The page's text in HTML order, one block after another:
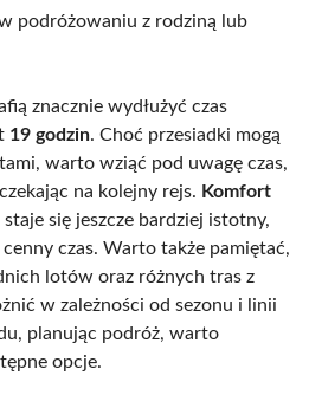
podróżowaniu z rodziną lub
znacznie wydłużyć czas
19 godzin. Choć przesiadki mogą
warto wziąć pod uwagę czas,
na kolejny rejs. Komfort
staje się jeszcze bardziej istotny,
czas. Warto także pamiętać,
lotów oraz różnych tras z
w zależności od sezonu i linii
planując podróż, warto
opcje.